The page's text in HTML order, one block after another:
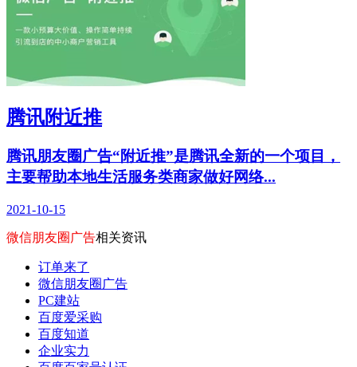
腾讯附近推
腾讯朋友圈广告“附近推”是腾讯全新的一个项目，
主要帮助本地生活服务类商家做好网络...
2021-10-15
微信朋友圈广告相关资讯
订单来了
微信朋友圈广告
PC建站
百度爱采购
百度知道
企业实力